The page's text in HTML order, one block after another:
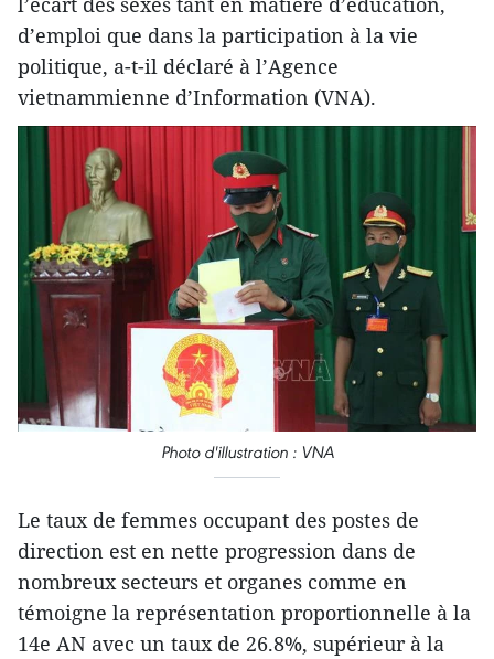
d’emploi que dans la participation à la vie
politique, a-t-il déclaré à l’Agence
vietnammienne d’Information (VNA).
Photo d'illustration : VNA
Le taux de femmes occupant des postes de
direction est en nette progression dans de
nombreux secteurs et organes comme en
témoigne la représentation proportionnelle à la
14e AN avec un taux de 26.8%, supérieur à la